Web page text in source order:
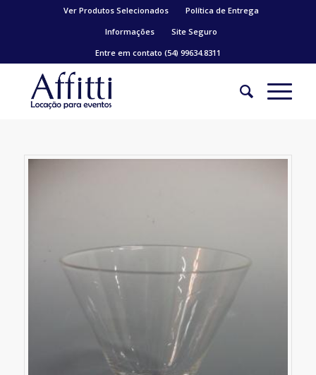
Ver Produtos Selecionados
Política de Entrega
Informações
Site Seguro
Entre em contato (54) 99634.8311